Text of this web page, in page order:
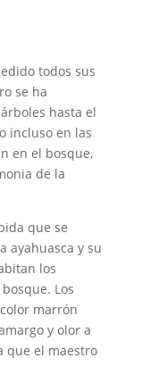
todos sus
se ha
hasta el
incluso en las
en el bosque,
de la
que se
ayahuasca y su
los
Los
marrón
y olor a
que el maestro